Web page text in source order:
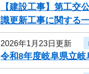
【建設工事】第工
識更新工事に関する
2026年1月23日更新
令和8年度岐阜県立